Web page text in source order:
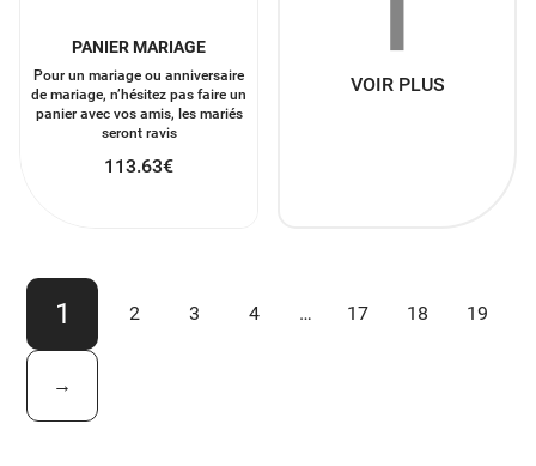
PANIER MARIAGE
Pour un mariage ou anniversaire
de mariage, n’hésitez pas faire un
panier avec vos amis, les mariés
seront ravis
113.63€
VOIR PLUS
1 2 3 4 … 17 18 19
→